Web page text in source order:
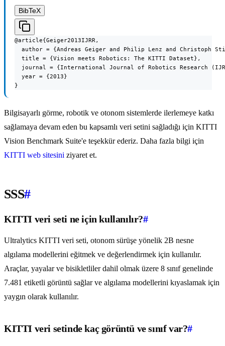
BibTeX
@article{Geiger2013IJRR,
author = {Andreas Geiger and Philip Lenz and Christoph
  title = {Vision meets Robotics: The KITTI Dataset},
journal = {International Journal of Robotics Research
  year = {2013}
}
Bilgisayarlı görme, robotik ve otonom sistemlerde ilerlemeye katkı
sağlamaya devam eden bu kapsamlı veri setini sağladığı için KITTI
Vision Benchmark Suite'e teşekkür ederiz. Daha fazla bilgi için
KITTI web sitesini ziyaret et.
SSS#
KITTI veri seti ne için kullanılır?#
Ultralytics KITTI veri seti, otonom sürüşe yönelik 2B nesne
algılama modellerini eğitmek ve değerlendirmek için kullanılır.
Araçlar, yayalar ve bisikletliler dahil olmak üzere 8 sınıf genelinde
7.481 etiketli görüntü sağlar ve algılama modellerini kıyaslamak için
yaygın olarak kullanılır.
KITTI veri setinde kaç görüntü ve sınıf var?#